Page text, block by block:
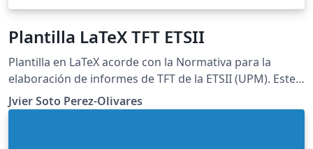
Plantilla LaTeX TFT ETSII
Plantilla en LaTeX acorde con la Normativa para la
elaboración de informes de TFT de la ETSII (UPM). Este
documento constituye una guía (que sirve a su vez de
plantilla) para la elaboración de informes de TFG o TFM
Jvier Soto Perez-Olivares